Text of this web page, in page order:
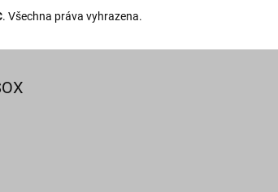
. Všechna práva vyhrazena.